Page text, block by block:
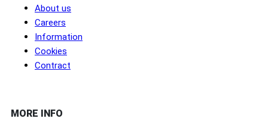
About us
Careers
Information
Cookies
Contract
MORE INFO